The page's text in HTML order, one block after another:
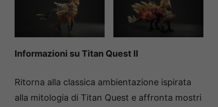
Informazioni su Titan Quest II
Ritorna alla classica ambientazione ispirata
alla mitologia di Titan Quest e affronta mostri